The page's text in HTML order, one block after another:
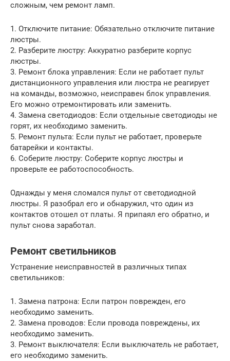
сложным, чем ремонт ламп.
1. Отключите питание: Обязательно отключите питание
люстры.
2. Разберите люстру: Аккуратно разберите корпус
люстры.
3. Ремонт блока управления: Если не работает пульт
дистанционного управления или люстра не реагирует
на команды, возможно, неисправен блок управления.
Его можно отремонтировать или заменить.
4. Замена светодиодов: Если отдельные светодиоды не
горят, их необходимо заменить.
5. Ремонт пульта: Если пульт не работает, проверьте
батарейки и контакты.
6. Соберите люстру: Соберите корпус люстры и
проверьте ее работоспособность.
Однажды у меня сломался пульт от светодиодной
люстры. Я разобрал его и обнаружил, что один из
контактов отошел от платы. Я припаял его обратно, и
пульт снова заработал.
Ремонт светильников
Устранение неисправностей в различных типах
светильников:
1. Замена патрона: Если патрон поврежден, его
необходимо заменить.
2. Замена проводов: Если провода повреждены, их
необходимо заменить.
3. Ремонт выключателя: Если выключатель не работает,
его необходимо заменить.